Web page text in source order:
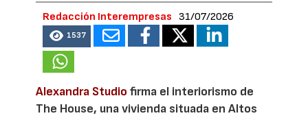
Redacción Interempresas 31/07/2026
1537
Alexandra Studio firma el interiorismo de
The House, una vivienda situada en Altos